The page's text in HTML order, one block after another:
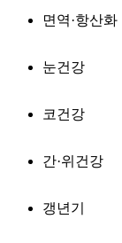
면역·항산화
눈건강
코건강
간·위건강
갱년기